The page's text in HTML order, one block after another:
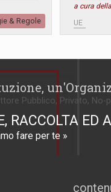
& Regole
a cura
UE
Pubblico, Privato, No-
RACCOLTA ED
fare per te »